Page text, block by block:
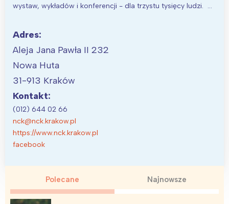
wystaw, wykładów i konferencji - dla trzystu tysięcy ludzi. …
Adres:
Aleja Jana Pawła II 232
Nowa Huta
31-913 Kraków
Kontakt:
(012) 644 02 66
nck@nck.krakow.pl
https://www.nck.krakow.pl
facebook
Polecane Najnowsze